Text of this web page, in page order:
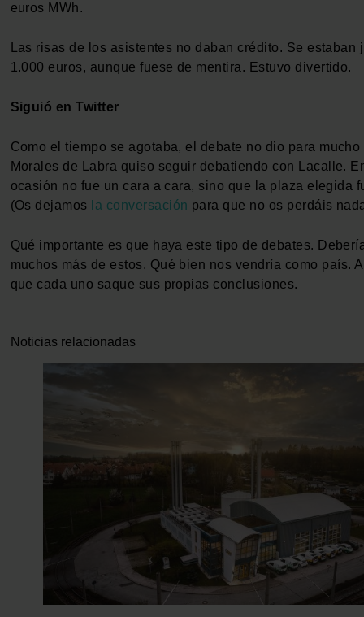
euros MWh.
Las risas de los asistentes no daban crédito. Se estaban
1.000 euros, aunque fuese de mentira. Estuvo divertido.
Siguió en Twitter
Como el tiempo se agotaba, el debate no dio para mucho
Morales de Labra quiso seguir debatiendo con Lacalle.
ocasión no fue un cara a cara, sino que la plaza elegida
(Os dejamos
la conversación para que no os perdáis
Qué importante es que haya este tipo de debates.
muchos más de estos. Qué bien nos vendría como país.
que cada uno saque sus propias conclusiones.
Noticias relacionadas